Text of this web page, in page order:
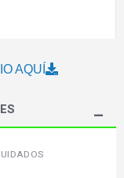
AQUÍ